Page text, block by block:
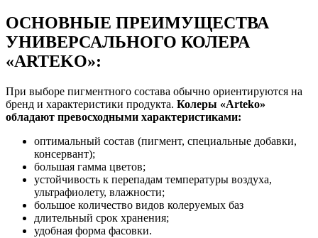
ОСНОВНЫЕ ПРЕИМУЩЕСТВА
УНИВЕРСАЛЬНОГО КОЛЕРА
«ARTEKO»:
При выборе пигментного состава обычно ориентируются на
бренд и характеристики продукта. Колеры «Arteko»
обладают превосходными характеристиками:
оптимальный состав (пигмент, специальные добавки,
консервант);
большая гамма цветов;
устойчивость к перепадам температуры воздуха,
ультрафиолету, влажности;
большое количество видов колеруемых баз
длительный срок хранения;
удобная форма фасовки.